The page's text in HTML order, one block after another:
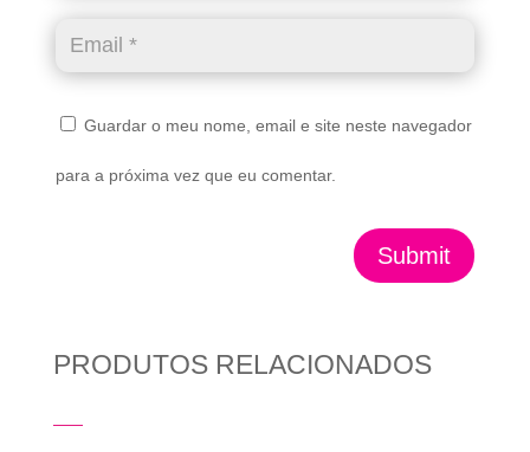
Guardar o meu nome, email e site neste navegador
para a próxima vez que eu comentar.
Submit
PRODUTOS RELACIONADOS